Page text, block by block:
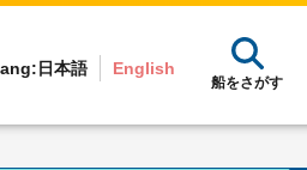
日本語 English
船をさがす